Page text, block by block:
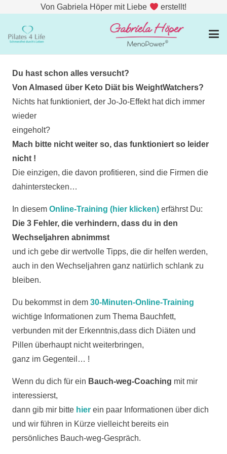
Von Gabriela Höper mit Liebe erstellt!
Du hast schon alles versucht?
Von Almased über Keto Diät bis WeightWatchers?
Nichts hat funktioniert, der Jo-Jo-Effekt hat dich immer
wieder
eingeholt?
Mach bitte nicht weiter so, das funktioniert so leider
nicht !
Die einzigen, die davon profitieren, sind die Firmen die
dahinterstecken…
In diesem Online-Training (hier klicken) erfährst Du:
Die 3 Fehler, die verhindern, dass du in den
Wechseljahren abnimmst
und ich gebe dir wertvolle Tipps, die dir helfen werden,
auch in den Wechseljahren ganz natürlich schlank zu
bleiben.
Du bekommst in dem 30-Minuten-Online-Training
wichtige Informationen zum Thema Bauchfett,
verbunden mit der Erkenntnis,dass dich Diäten und
Pillen überhaupt nicht weiterbringen,
ganz im Gegenteil… !
Wenn du dich für ein Bauch-weg-Coaching mit mir
interessierst,
dann gib mir bitte hier ein paar Informationen über dich
und wir führen in Kürze vielleicht bereits ein
persönliches Bauch-weg-Gespräch.